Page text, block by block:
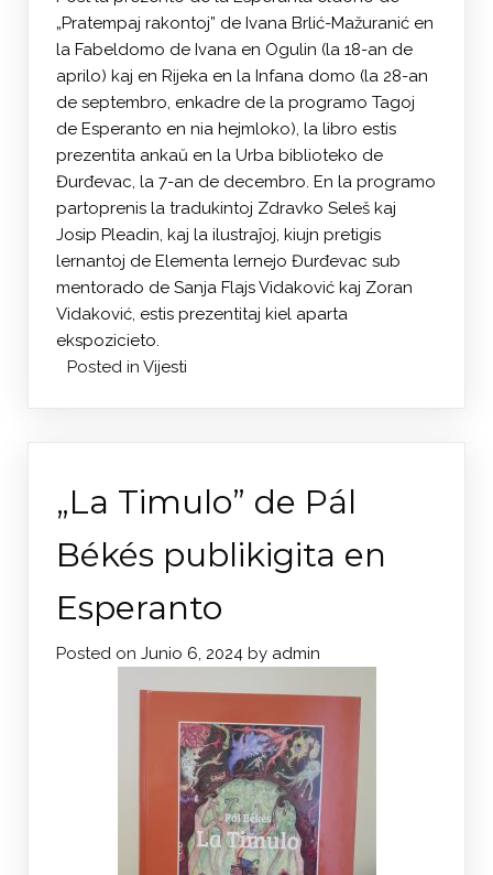
„Pratempaj rakontoj” de Ivana Brlić-Mažuranić en
la Fabeldomo de Ivana en Ogulin (la 18-an de
aprilo) kaj en Rijeka en la Infana domo (la 28-an
de septembro, enkadre de la programo Tagoj
de Esperanto en nia hejmloko), la libro estis
prezentita ankaŭ en la Urba biblioteko de
Đurđevac, la 7-an de decembro. En la programo
partoprenis la tradukintoj Zdravko Seleš kaj
Josip Pleadin, kaj la ilustraĵoj, kiujn pretigis
lernantoj de Elementa lernejo Đurđevac sub
mentorado de Sanja Flajs Vidaković kaj Zoran
Vidaković, estis prezentitaj kiel aparta
ekspozicieto.
Posted in Vijesti
„La Timulo” de Pál
Békés publikigita en
Esperanto
Posted on Junio 6, 2024 by admin